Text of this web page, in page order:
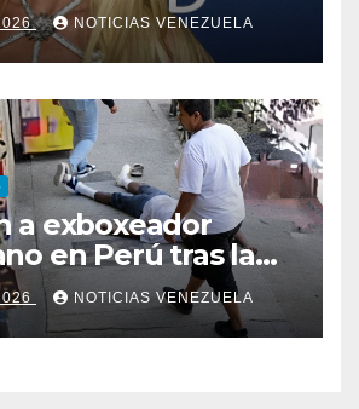
NOTICIAS VENEZUELA
a exboxeador
en Perú tras la
mototaxista
riña
NOTICIAS VENEZUELA